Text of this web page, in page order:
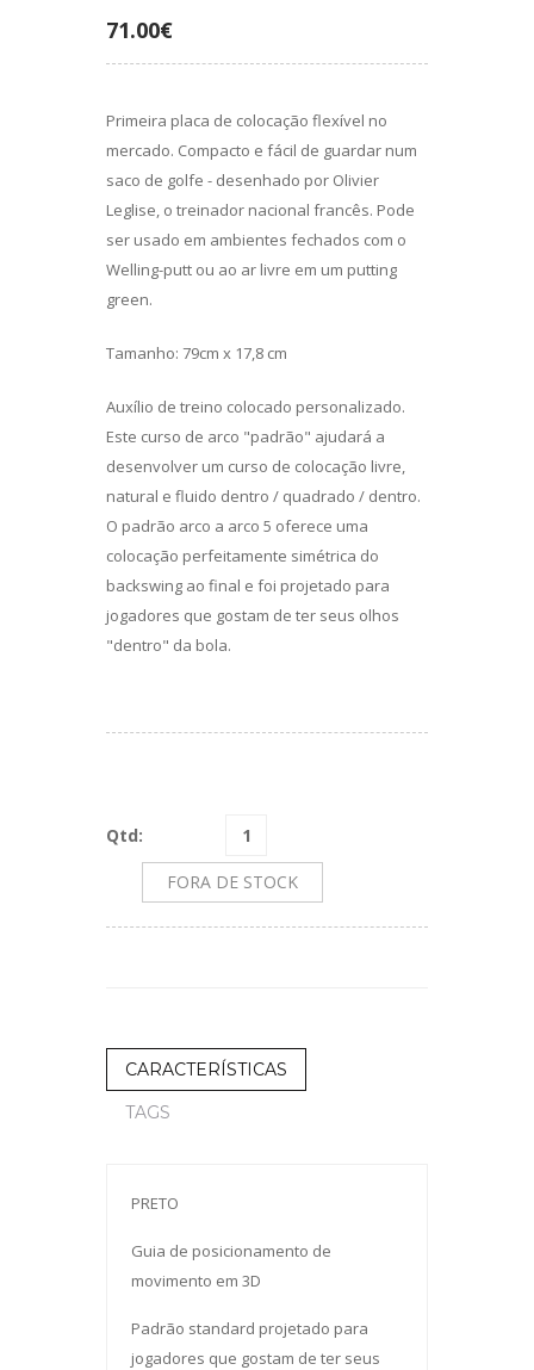
71.00€
Primeira placa de colocação flexível no
mercado. Compacto e fácil de guardar num
saco de golfe - desenhado por Olivier
Leglise, o treinador nacional francês. Pode
ser usado em ambientes fechados com o
Welling-putt ou ao ar livre em um putting
green.
Tamanho: 79cm x 17,8 cm
Auxílio de treino colocado personalizado.
Este curso de arco "padrão" ajudará a
desenvolver um curso de colocação livre,
natural e fluido dentro / quadrado / dentro.
O padrão arco a arco 5 oferece uma
colocação perfeitamente simétrica do
backswing ao final e foi projetado para
jogadores que gostam de ter seus olhos
"dentro" da bola.
Qtd:
FORA DE STOCK
CARACTERÍSTICAS
TAGS
PRETO
Guia de posicionamento de
movimento em 3D
Padrão standard projetado para
jogadores que gostam de ter seus